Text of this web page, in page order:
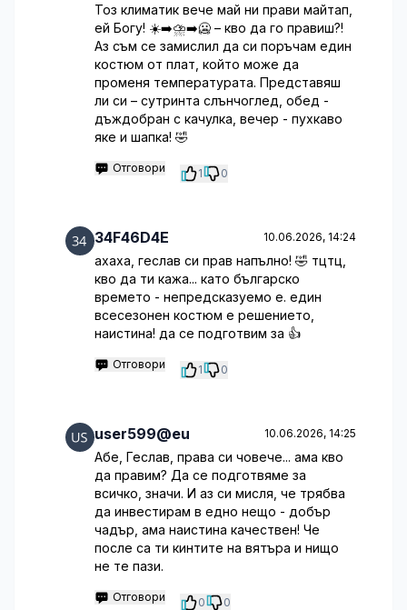
Тоз климатик вече май ни прави майтап,
ей Богу! ☀️➡️⛈️➡️🥶 – кво да го правиш?!
Аз съм се замислил да си поръчам един
костюм от плат, който може да
променя температурата. Представяш
ли си – сутринта слънчоглед, обед -
дъждобран с качулка, вечер - пухкаво
яке и шапка! 🤣
Отговори 1 0
34F46D4E 10.06.2026, 14:24
ахаха, геслав си прав напълно! 🤣 тцтц,
кво да ти кажа... като българско
времето - непредсказуемо е. един
всесезонeн костюм е решението,
наистина! да се подготвим за 👍
Отговори 1 0
user599@eu 10.06.2026, 14:25
Абе, Геслав, права си човече... ама кво
да правим? Да се подготвяме за
всичко, значи. И аз си мисля, че трябва
да инвестирам в едно нещо - добър
чадър, ама наистина качествен! Че
после са ти кинтите на вятъра и нищо
не те пази.
Отговори 0 0